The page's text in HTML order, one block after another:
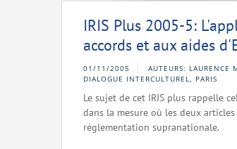
IRIS Plus 2005-5:
accords et aux aides
01/11/2005
AUTEURS: LAURENCE
DIALOGUE INTERCULTUREL, PARIS
Le sujet de cet IRIS plus rappelle
dans la mesure où les deux
réglementation supranationale.